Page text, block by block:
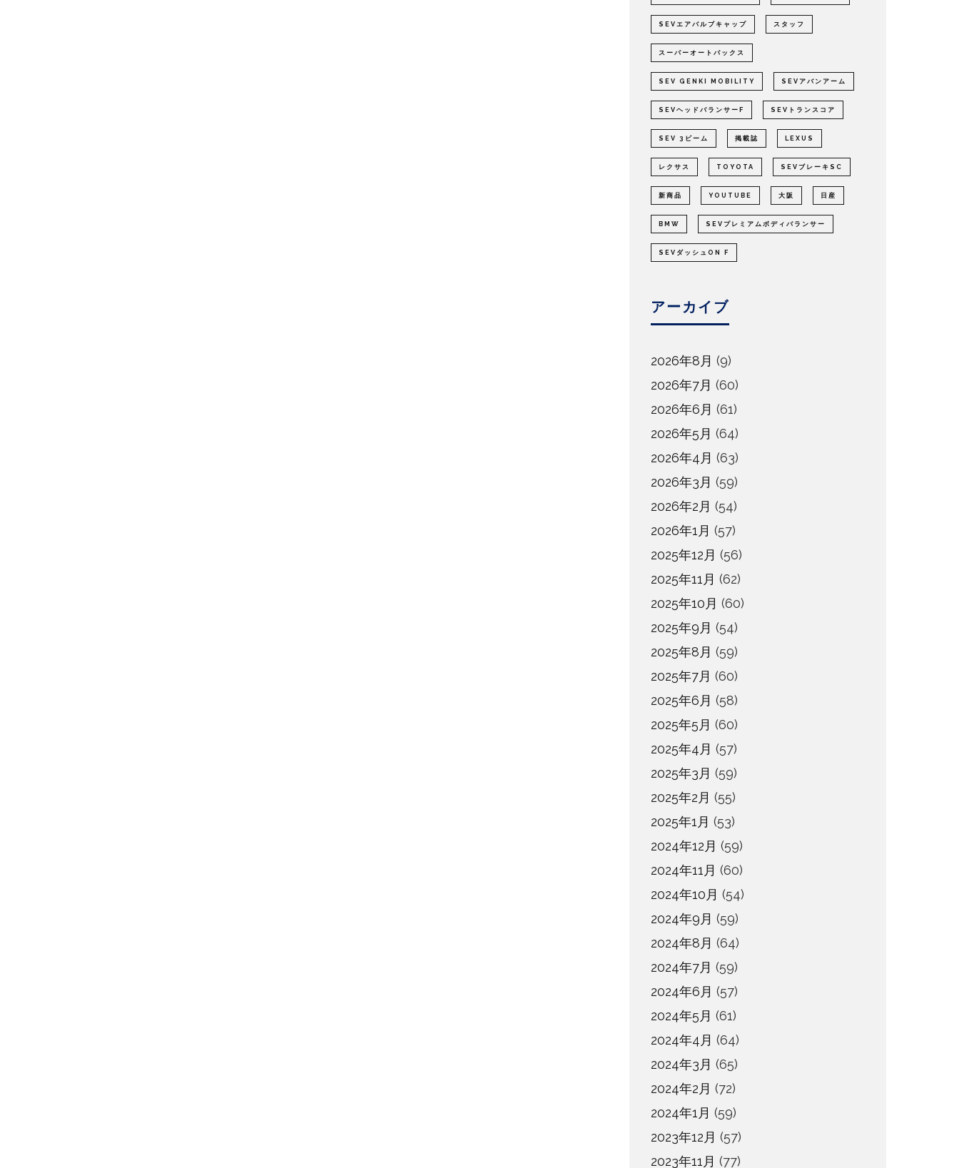
SEVエアバルブキャップ スタッフ
スーパーオートバックス
SEV GENKI MOBILITY SEVアバンアーム
SEVヘッドバランサーF SEVトランスコア
SEV 3ビーム 掲載誌 LEXUS
レクサス TOYOTA SEVブレーキSC
新商品 YOUTUBE 大阪 日産
BMW SEVプレミアムボディバランサー
SEVダッシュON F
アーカイブ
2026年8月 (9)
2026年7月 (60)
2026年6月 (61)
2026年5月 (64)
2026年4月 (63)
2026年3月 (59)
2026年2月 (54)
2026年1月 (57)
2025年12月 (56)
2025年11月 (62)
2025年10月 (60)
2025年9月 (54)
2025年8月 (59)
2025年7月 (60)
2025年6月 (58)
2025年5月 (60)
2025年4月 (57)
2025年3月 (59)
2025年2月 (55)
2025年1月 (53)
2024年12月 (59)
2024年11月 (60)
2024年10月 (54)
2024年9月 (59)
2024年8月 (64)
2024年7月 (59)
2024年6月 (57)
2024年5月 (61)
2024年4月 (64)
2024年3月 (65)
2024年2月 (72)
2024年1月 (59)
2023年12月 (57)
2023年11月 (77)